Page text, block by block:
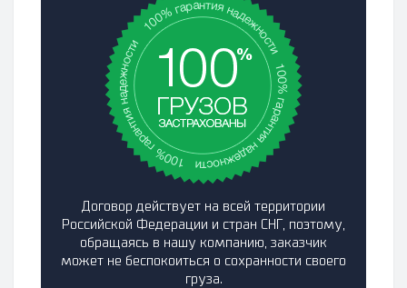
Договор действует на всей территории
Российской Федерации и стран СНГ, поэтому,
обращаясь в нашу компанию, заказчик
может не беспокоиться о сохранности своего
груза.